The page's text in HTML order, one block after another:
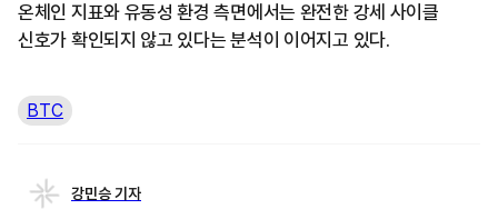
온체인 지표와 유동성 환경 측면에서는 완전한 강세 사이클
신호가 확인되지 않고 있다는 분석이 이어지고 있다.
BTC
강민승 기자